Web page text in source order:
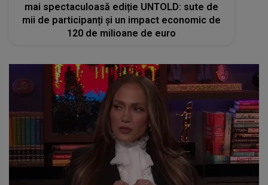
mai spectaculoasă ediție UNTOLD: sute de
mii de participanți și un impact economic de
120 de milioane de euro